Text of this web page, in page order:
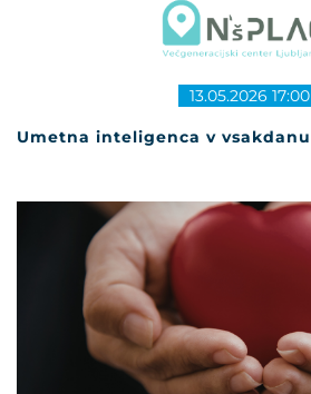
Umetna inteligenca v vsakdanu
13.05.2026 17:00